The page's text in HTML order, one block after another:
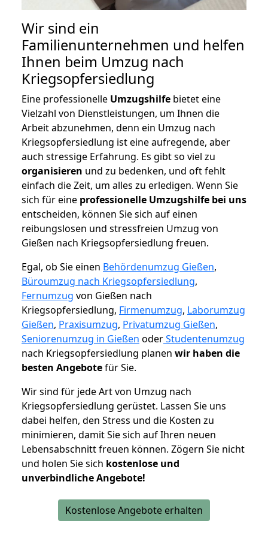
Wir sind ein
Familienunternehmen und helfen
Ihnen beim Umzug nach
Kriegsopfersiedlung
Eine professionelle Umzugshilfe bietet eine
Vielzahl von Dienstleistungen, um Ihnen die
Arbeit abzunehmen, denn ein Umzug nach
Kriegsopfersiedlung ist eine aufregende, aber
auch stressige Erfahrung. Es gibt so viel zu
organisieren und zu bedenken, und oft fehlt
einfach die Zeit, um alles zu erledigen. Wenn Sie
sich für eine professionelle Umzugshilfe bei uns
entscheiden, können Sie sich auf einen
reibungslosen und stressfreien Umzug von
Gießen nach Kriegsopfersiedlung freuen.
Egal, ob Sie einen Behördenumzug Gießen,
Büroumzug nach Kriegsopfersiedlung,
Fernumzug von Gießen nach
Kriegsopfersiedlung, Firmenumzug, Laborumzug
Gießen, Praxisumzug, Privatumzug Gießen,
Seniorenumzug in Gießen oderStudentenumzug
nach Kriegsopfersiedlung planen wir haben die
besten Angebotefür Sie.
Wir sind für jede Art von Umzug nach
Kriegsopfersiedlung gerüstet. Lassen Sie uns
dabei helfen, den Stress und die Kosten zu
minimieren, damit Sie sich auf Ihren neuen
Lebensabschnitt freuen können. Zögern Sie nicht
und holen Sie sich kostenlose und
unverbindliche Angebote!
Kostenlose Angebote erhalten